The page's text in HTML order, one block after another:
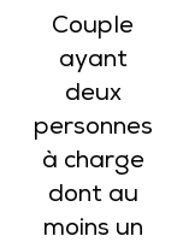
Couple
ayant
deux
personnes
à charge
dont au
moins un